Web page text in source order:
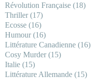
Révolution Française (18)
Thriller(17)
Ecosse (16)
Humour(16)
Littérature Canadienne (16)
Cosy Murder(15)
Italie (15)
Littérature Allemande (15)